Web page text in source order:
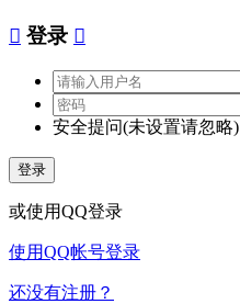
 登录 
安全提问(未设置请忽略)
登录
或使用QQ登录
使用QQ帐号登录
还没有注册？